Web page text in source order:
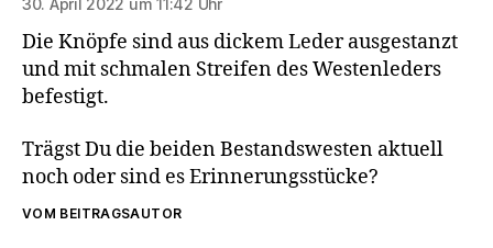
30. April 2022 um 11:42 Uhr
Die Knöpfe sind aus dickem Leder ausgestanzt
und mit schmalen Streifen des Westenleders
befestigt.
Trägst Du die beiden Bestandswesten aktuell
noch oder sind es Erinnerungsstücke?
VOM BEITRAGSAUTOR